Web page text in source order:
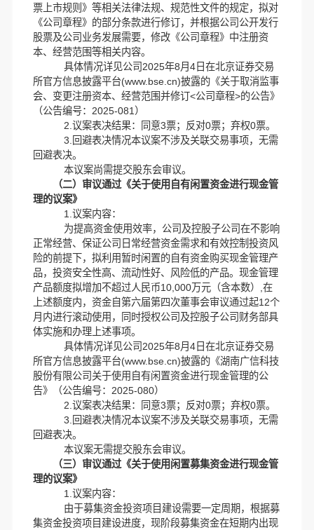
票上市规则》等相关法律法规、规范性文件的规定，拟对
《公司章程》的部分条款进行修订，并根据公司公开发行
股票及公司业务发展需要，修改《公司章程》中注册资
本、经营范围等相关内容。
具体情况详见公司2025年8月4日在北京证券交易
所官方信息披露平台(www.bse.cn)披露的《关于取消监事
会、变更注册资本、经营范围并修订<公司章程>的公告》
（公告编号：2025-081）
2.议案表决结果：同意3票；反对0票；弃权0票。
3.回避表决情况本议案不涉及关联交易事项，无需
回避表决。
本议案尚需提交股东会审议。
（二）审议通过《关于使用自有闲置资金进行现金管
理的议案》
1.议案内容：
为提高资金使用效率，公司及控股子公司在不影响
正常经营、保证公司日常经营资金需求和有效控制投资风
险的前提下，拟利用暂时闲置的自有资金购买现金管理产
品，投资安全性高、流动性好、风险低的产品。现金管理
产品额度拟增加不超过人民币10,000万元（含本数）,在
上述额度内，资金自第六届第四次董事会审议通过起12个
月内进行滚动使用，同时授权公司及控股子公司财务部具
体实施和办理上述事项。
具体情况详见公司2025年8月4日在北京证券交易
所官方信息披露平台(www.bse.cn)披露的《湖南广信科技
股份有限公司关于使用自有闲置资金进行现金管理的公
告》（公告编号：2025-080）
2.议案表决结果：同意3票；反对0票；弃权0票。
3.回避表决情况本议案不涉及关联交易事项，无需
回避表决。
本议案无需提交股东会审议。
（三）审议通过《关于使用闲置募集资金进行现金管
理的议案》
1.议案内容：
由于募集资金投资项目建设需要一定周期，根据募
集资金投资项目建设进度，现阶段募集资金在短期内出现